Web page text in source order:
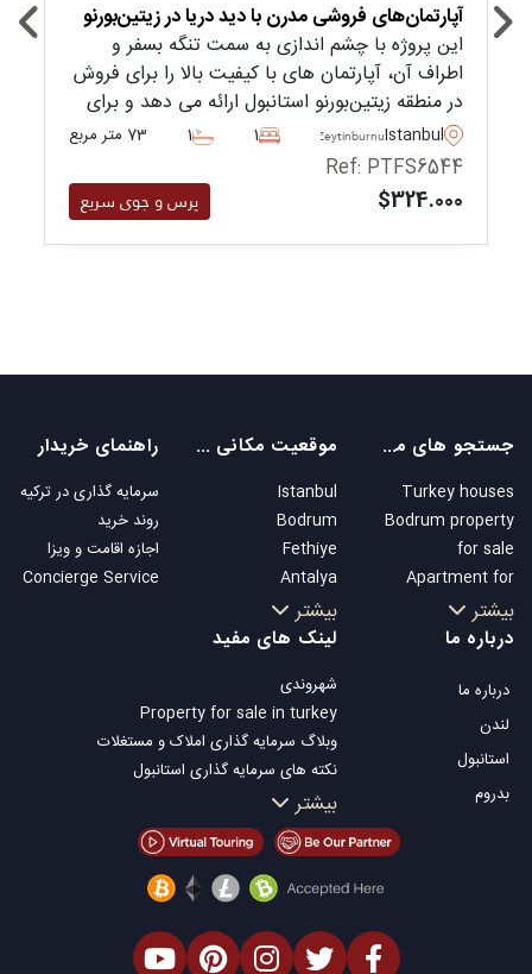
آپارتمان‌های فروشی مدرن با دید دریا در زیتین‌بورنو
این پروژه با چشم اندازی به سمت تنگه بسفر و
اطراف آن، آپارتمان های با کیفیت بالا را برای فروش
در منطقه زیتین‌بورنو استانبول ارائه می دهد و برای
شهروندی ترکیه با سرمایه گذاری مناسب است.
Istanbul
Zeytinburnu
1
1 73 متر مربع
Ref: PTFS6544
$324.000 پرس و جوی سریع
جستجو های محبوب
Turkey houses
Bodrum property
for sale
Apartment for
sale in Istanbul
Istanbul Villas
Apartment for
sale in Antalya
Antalya homes
بیشتر
موقعیت مکانی های محبوب
Istanbul
Bodrum
Fethiye
Antalya
Kalkan
Alanya
Bursa
Gocek
Side
Kemer
Dalyan
Izmir
Belek
بیشتر
راهنمای خریدار
سرمایه گذاری در ترکیه
روند خرید
اجازه اقامت و ویزا
Concierge Service
درباره ما
درباره ما
لندن
استانبول
بدروم
لینک های مفید
شهروندی
Property for sale in turkey
وبلاگ سرمایه گذاری املاک و مستغلات
نکته های سرمایه گذاری استانبول
تلویزیون Property Turkey
املاک مناسب سرمایه گذاری استانبول
فروش ملک شما
املاک توافقی
املاک لوکس
بیشتر